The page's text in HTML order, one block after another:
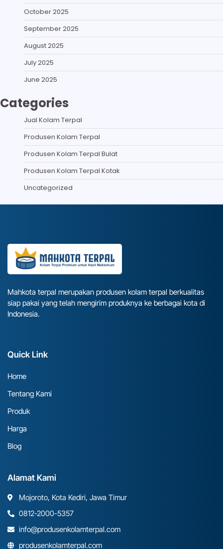
October 2025
September 2025
August 2025
July 2025
June 2025
Categories
Jual Kolam Terpal
Produsen Kolam Terpal
Produsen Kolam Terpal Bulat
Produsen Kolam Terpal Kotak
Uncategorized
Mahkota terpal merupakan produsen kolam terpal berkualitas
siap pakai yang telah mengirim produknya ke berbagai kota di
Indonesia.
Quick Link
Home
Tentang Kami
Produk
Harga
Blog
Alamat Kami
Mojoroto, Kota Kediri, Jawa Timur
0812-2000-5357
info@produsenkolamterpal.com
produsenkolamterpal.com